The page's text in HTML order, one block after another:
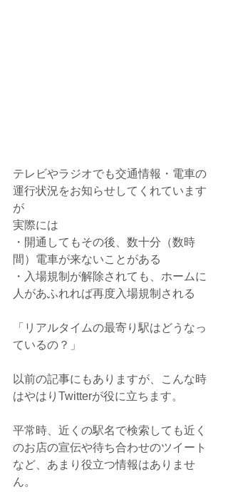
テレビやラジオでも交通情報・電車の
運行状況をお知らせしてくれています
が
実際には
・開通してもその後、数十分（数時
間）電車が来ないことがある
・入場規制が解除されても、ホームに
人があふれれば再度入場規制される
「リアルタイムの最寄り駅はどうなっ
ているの？」
以前の記事にもありますが、こんな時
はやはりTwitterが役に立ちます。
平常時、近くの駅名で検索しても近く
のお店の宣伝や待ち合わせのツイート
など、あまり役立つ情報はありませ
ん。